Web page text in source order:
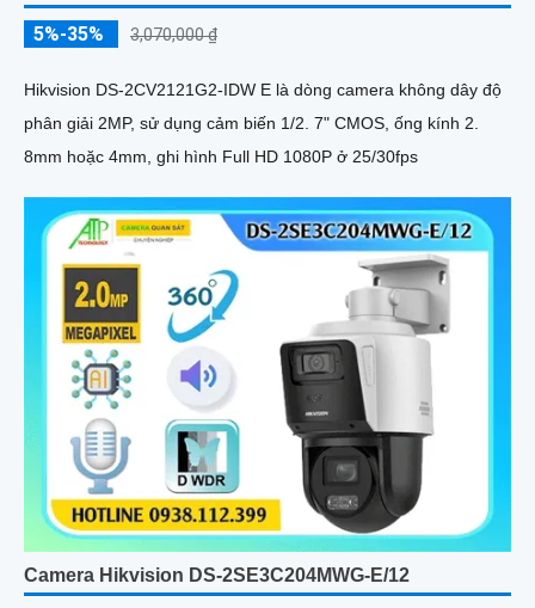
5%-35% 3,070,000 ₫
Hikvision DS-2CV2121G2-IDW E là dòng camera không dây độ
phân giải 2MP, sử dụng cảm biến 1/2. 7" CMOS, ống kính 2.
8mm hoặc 4mm, ghi hình Full HD 1080P ở 25/30fps
Camera Hikvision DS-2SE3C204MWG-E/12